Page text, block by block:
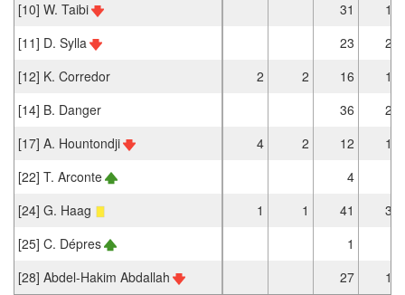
[10] W. Taibi
31
19
[11] D. Sylla
23
20
[12] K. Corredor
2 2 16
11
[14] B. Danger
36
27
[17] A. Hountondji
4 2 12
11
[22] T. Arconte
4
[24] G. Haag
1 1 41
38
[25] C. Dépres
1
[28] Abdel-Hakim Abdallah
27 15